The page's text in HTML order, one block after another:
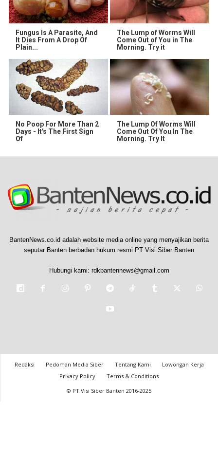
Fungus Is A Parasite, And
It Dies From A Drop Of
Plain...
The Lump of Worms Will
Come Out of You in The
Morning. Try it
No Poop For More Than 2
Days - It's The First Sign
Of
The Lump Of Worms Will
Come Out Of You In The
Morning. Try It
BantenNews.co.id adalah website media online yang menyajikan berita
seputar Banten berbadan hukum resmi PT Visi Siber Banten
Hubungi kami: rdkbantennews@gmail.com
Redaksi Pedoman Media Siber Tentang Kami
Lowongan Kerja
Privacy Policy
Terms & Conditions
© PT Visi Siber Banten 2016-2025